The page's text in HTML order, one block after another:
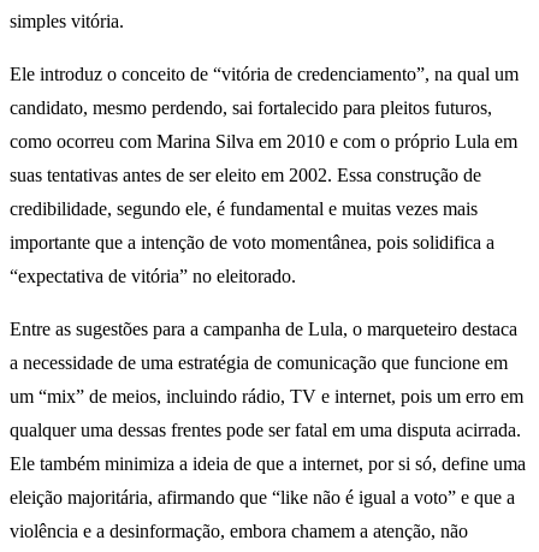
simples vitória.
Ele introduz o conceito de “vitória de credenciamento”, na qual um
candidato, mesmo perdendo, sai fortalecido para pleitos futuros,
como ocorreu com Marina Silva em 2010 e com o próprio Lula em
suas tentativas antes de ser eleito em 2002. Essa construção de
credibilidade, segundo ele, é fundamental e muitas vezes mais
importante que a intenção de voto momentânea, pois solidifica a
“expectativa de vitória” no eleitorado.
Entre as sugestões para a campanha de Lula, o marqueteiro destaca
a necessidade de uma estratégia de comunicação que funcione em
um “mix” de meios, incluindo rádio, TV e internet, pois um erro em
qualquer uma dessas frentes pode ser fatal em uma disputa acirrada.
Ele também minimiza a ideia de que a internet, por si só, define uma
eleição majoritária, afirmando que “like não é igual a voto” e que a
violência e a desinformação, embora chamem a atenção, não